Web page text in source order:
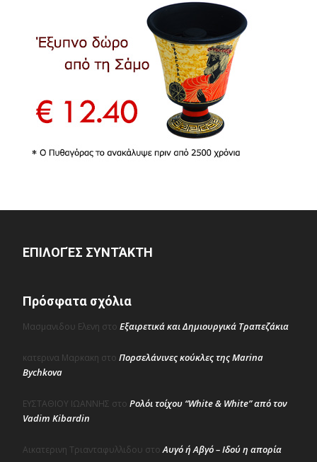
ΕΠΙΛΟΓΈΣ ΣΥΝΤΆΚΤΗ
Πρόσφατα σχόλια
Μασμανιδου Ελενη στο Εξαιρετικά και Δημιουργικά Τραπεζάκια
κατερινα Μαρκακη στο Πορσελάνινες κούκλες της Marina
Bychkova
ΕΥΣΤΑΘΙΟΥ ΙΩΑΝΝΗΣ στο Ρολόι τοίχου “White & White” από τον
Vadim Kibardin
Αικατερινη Τριανταφυλλιδου στοΑυγό ή Αβγό – Ιδού η απορία